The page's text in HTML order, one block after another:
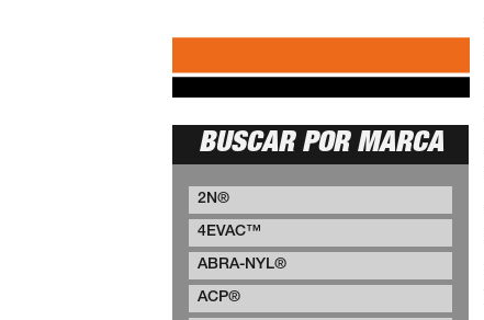
BUSCAR POR MARCA
2N®
4EVAC™
ABRA-NYL®
ACP®